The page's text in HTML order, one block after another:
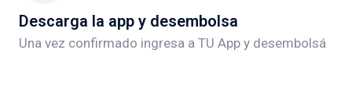
Descarga la app y desembolsa
Una vez confirmado ingresa a TU App y desembolsá